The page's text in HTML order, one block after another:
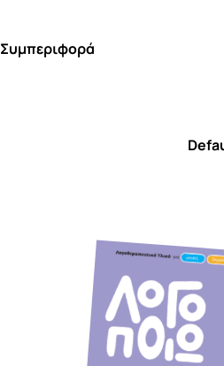
Συμπεριφορά